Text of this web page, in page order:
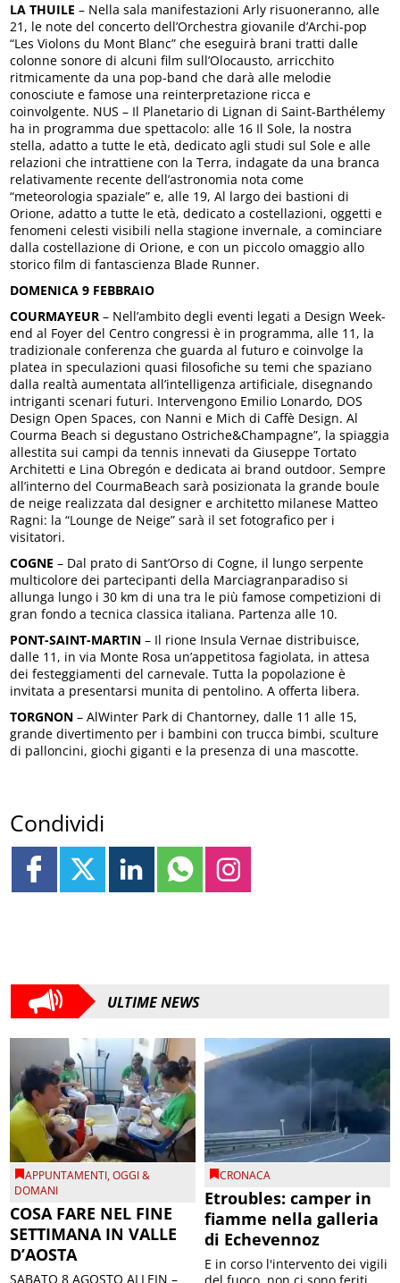
LA THUILE – Nella sala manifestazioni Arly risuoneranno, alle
21, le note del concerto dell’Orchestra giovanile d’Archi-pop
“Les Violons du Mont Blanc” che eseguirà brani tratti dalle
colonne sonore di alcuni film sull’Olocausto, arricchito
ritmicamente da una pop-band che darà alle melodie
conosciute e famose una reinterpretazione ricca e
coinvolgente. NUS – Il Planetario di Lignan di Saint-Barthélemy
ha in programma due spettacolo: alle 16 Il Sole, la nostra
stella, adatto a tutte le età, dedicato agli studi sul Sole e alle
relazioni che intrattiene con la Terra, indagate da una branca
relativamente recente dell’astronomia nota come
“meteorologia spaziale” e, alle 19, Al largo dei bastioni di
Orione, adatto a tutte le età, dedicato a costellazioni, oggetti e
fenomeni celesti visibili nella stagione invernale, a cominciare
dalla costellazione di Orione, e con un piccolo omaggio allo
storico film di fantascienza Blade Runner.
DOMENICA 9 FEBBRAIO
COURMAYEUR – Nell’ambito degli eventi legati a Design Week-
end al Foyer del Centro congressi è in programma, alle 11, la
tradizionale conferenza che guarda al futuro e coinvolge la
platea in speculazioni quasi filosofiche su temi che spaziano
dalla realtà aumentata all’intelligenza artificiale, disegnando
intriganti scenari futuri. Intervengono Emilio Lonardo, DOS
Design Open Spaces, con Nanni e Mich di Caffè Design. Al
Courma Beach si degustano Ostriche&Champagne”, la spiaggia
allestita sui campi da tennis innevati da Giuseppe Tortato
Architetti e Lina Obregón e dedicata ai brand outdoor. Sempre
all’interno del CourmaBeach sarà posizionata la grande boule
de neige realizzata dal designer e architetto milanese Matteo
Ragni: la “Lounge de Neige” sarà il set fotografico per i
visitatori.
COGNE – Dal prato di Sant’Orso di Cogne, il lungo serpente
multicolore dei partecipanti della Marciagranparadiso si
allunga lungo i 30 km di una tra le più famose competizioni di
gran fondo a tecnica classica italiana. Partenza alle 10.
PONT-SAINT-MARTIN – Il rione Insula Vernae distribuisce,
dalle 11, in via Monte Rosa un’appetitosa fagiolata, in attesa
dei festeggiamenti del carnevale. Tutta la popolazione è
invitata a presentarsi munita di pentolino. A offerta libera.
TORGNON – AlWinter Park di Chantorney, dalle 11 alle 15,
grande divertimento per i bambini con trucca bimbi, sculture
di palloncini, giochi giganti e la presenza di una mascotte.
Condividi
ULTIME NEWS
APPUNTAMENTI,OGGI &
DOMANI
COSA FARE NEL FINE
SETTIMANA IN VALLE
D’AOSTA
SABATO 8 AGOSTO ALLEIN –
CRONACA
Etroubles: camper in
fiamme nella galleria
di Echevennoz
E in corso l'intervento dei vigili
del fuoco, non ci sono feriti